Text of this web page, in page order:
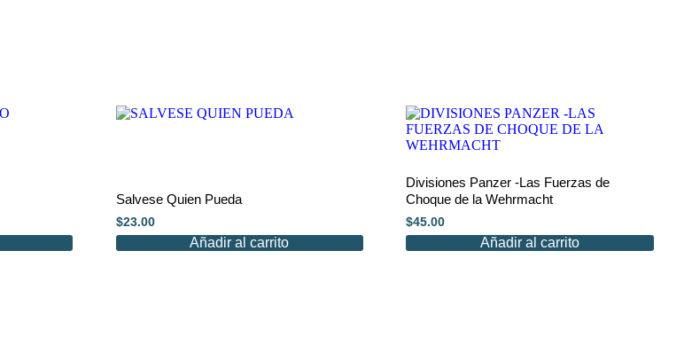
Salvese Quien Pueda
$23.00
Añadir al carrito
Divisiones Panzer -Las Fuerzas de
Choque de la Wehrmacht
$45.00
Añadir al carrito